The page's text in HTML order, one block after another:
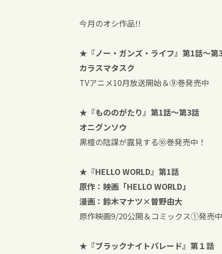
今月のオシ作品!!
★『ノー・ガンズ・ライフ』第1話～第
カラスマタスク
TVアニメ10月放送開始＆⑨巻発売中
★『もののがたり』第1話～第3話
オニグンソウ
黒檀の陰謀が露見する⑩巻発売中！
★『HELLO WORLD』第1話
原作：映画「HELLO WORLD」
漫画：鈴木マナツ×曽野由大
原作映画9/20公開＆コミックス①発売
★『ブラックナイトパレード』第１話